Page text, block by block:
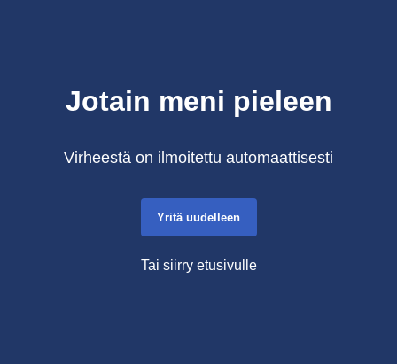
Jotain meni pieleen
Virheestä on ilmoitettu automaattisesti
Yritä uudelleen
Tai siirry etusivulle